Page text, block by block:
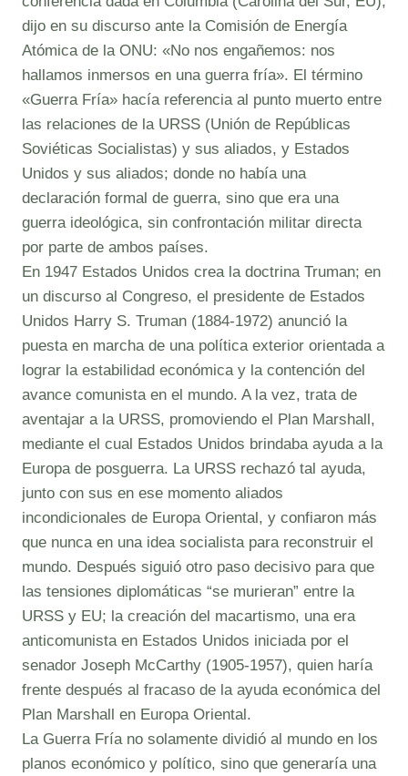
dijo en su discurso ante la Comisión de Energía
Atómica de la ONU: «No nos engañemos: nos
hallamos inmersos en una guerra fría». El término
«Guerra Fría» hacía referencia al punto muerto entre
las relaciones de la URSS (Unión de Repúblicas
Soviéticas Socialistas) y sus aliados, y Estados
Unidos y sus aliados; donde no había una
declaración formal de guerra, sino que era una
guerra ideológica, sin confrontación militar directa
por parte de ambos países.
En 1947 Estados Unidos crea la doctrina Truman; en
un discurso al Congreso, el presidente de Estados
Unidos Harry S. Truman (1884-1972) anunció la
puesta en marcha de una política exterior orientada a
lograr la estabilidad económica y la contención del
avance comunista en el mundo. A la vez, trata de
aventajar a la URSS, promoviendo el Plan Marshall,
mediante el cual Estados Unidos brindaba ayuda a la
Europa de posguerra. La URSS rechazó tal ayuda,
junto con sus en ese momento aliados
incondicionales de Europa Oriental, y confiaron más
que nunca en una idea socialista para reconstruir el
mundo. Después siguió otro paso decisivo para que
las tensiones diplomáticas “se murieran” entre la
URSS y EU; la creación del macartismo, una era
anticomunista en Estados Unidos iniciada por el
senador Joseph McCarthy (1905-1957), quien haría
frente después al fracaso de la ayuda económica del
Plan Marshall en Europa Oriental.
La Guerra Fría no solamente dividió al mundo en los
planos económico y político, sino que generaría una